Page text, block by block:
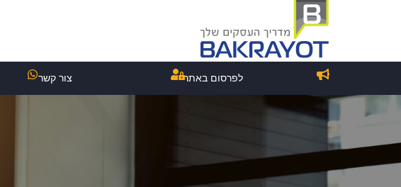
לפרסום באתר צור קשר